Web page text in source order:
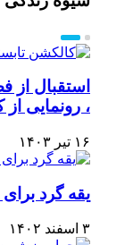
استقبال از
، رونمایی از
۱۶ تیر ۱۴۰۳
یقه گرد
۳ اسفند ۱۴۰۲